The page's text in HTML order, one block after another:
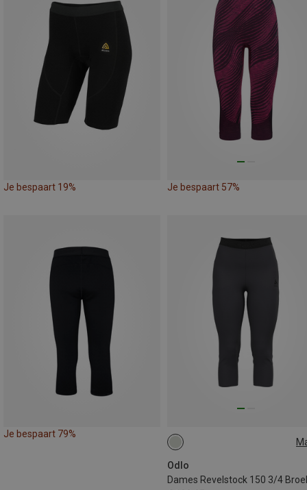
Je bespaart 19% Je bespaart 57%
Je bespaart 79%
Odlo
Dames Revelstock 150 3/4
XL